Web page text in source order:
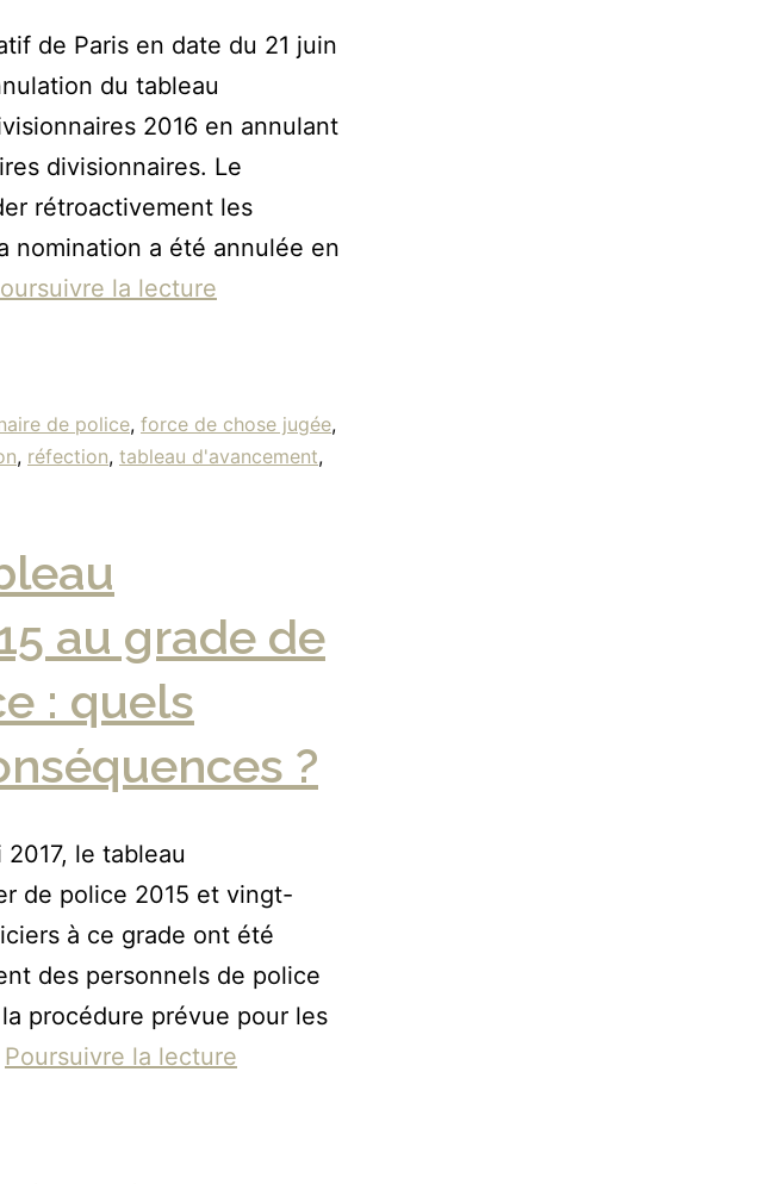
de Paris en date du 21 juin
du tableau
2016 en annulant
divisionnaires. Le
rétroactivement les
nomination a été annulée en
la lecture
de police, force de chose jugée,
, réfection, tableau d'avancement,
au grade de
: quels
?
le tableau
de police 2015 et vingt-
à ce grade ont été
des personnels de police
procédure prévue pour les
Poursuivre la lecture